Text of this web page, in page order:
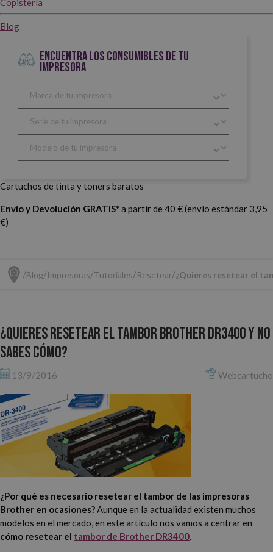
Blog
ENCUENTRA LOS CONSUMIBLES DE TU
IMPRESORA
Cartuchos de tinta y toners baratos
Envío y Devolución GRATIS* a partir de 40 € (envío estándar 3,95
€)
Blog Impresoras Tutoriales Resetear ¿Quieres resetear el
¿Quieres resetear el tambor Brother DR3400 y no
sabes cómo?
13/9/2016 Webcartucho
¿Por qué es necesario resetear el tambor de las impresoras
Brother en ocasiones?Aunque en la actualidad existen muchos
modelos en el mercado, en este artículo nos vamos a centrar en
cómo resetear el tambor de Brother DR3400.